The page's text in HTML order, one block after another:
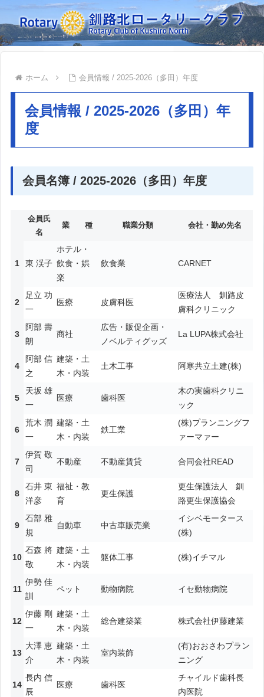
ホーム 会員情報 / 2025-2026（多田）年度
会員情報 / 2025-2026（多田）年
度
会員名簿 / 2025-2026（多田）年度
会員氏
名
業 種 職業分類 会社・勤め先名
東 渓子
ホテル・
飲食・娯
楽
飲食業 CARNET
足立 功
一
医療 皮膚科医
医療法人 釧路皮
膚科クリニック
阿部 壽
朗
商社
広告・販促企画・
ノベルティグッズ
La LUPA株式会社
阿部 信
之
建築・土
木・内装
土木工事 阿寒共立土建(株)
天坂 雄
一
医療 歯科医
木の実歯科クリニ
ック
荒木 潤
一
建築・土
木・内装
鉄工業
(株)プランニングフ
ァーマァー
伊賀 敬
司
不動産 不動産賃貸 合同会社READ
石井 東
洋彦
福祉・教
育
更生保護
更生保護法人 釧
路更生保護協会
石部 雅
規
自動車 中古車販売業
イシベモータース
(株)
石森 將
敬
建築・土
木・内装
躯体工事 (株)イチマル
伊勢 佳
訓
ペット 動物病院 イセ動物病院
伊藤 剛
一
建築・土
木・内装
総合建築業 株式会社伊藤建業
大澤 恵
介
建築・土
木・内装
室内装飾
(有)おおさわプラン
ニング
長内 信
辰
医療 歯科医
チャイルド歯科長
内医院